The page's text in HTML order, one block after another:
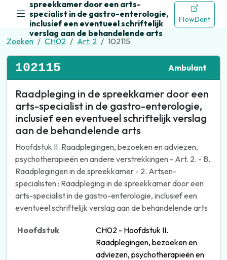
spreekkamer door een arts-
specialist in de gastro-enterologie,
inclusief een eventueel schriftelijk
verslag aan de behandelende arts
FlowDent
Zoeken CH02 Art. 2 102115
102115 Ambulant
Raadpleging in de spreekkamer door een
arts-specialist in de gastro-enterologie,
inclusief een eventueel schriftelijk verslag
aan de behandelende arts
Hoofdstuk II. Raadplegingen, bezoeken en adviezen,
psychotherapieën en andere verstrekkingen - Art. 2. - B.
Raadplegingen in de spreekkamer - 2. Artsen-
specialisten : Raadpleging in de spreekkamer door een
arts-specialist in de gastro-enterologie, inclusief een
eventueel schriftelijk verslag aan de behandelende arts
Hoofdstuk
CH02 - Hoofdstuk II.
Raadplegingen, bezoeken en
adviezen, psychotherapieën en